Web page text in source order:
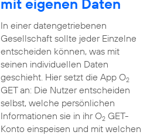
mit eigenen Daten
In einer datengetriebenen
Gesellschaft sollte jeder Einzelne
entscheiden können, was mit
seinen individuellen Daten
geschieht. Hier setzt die App O2
GET an: Die Nutzer entscheiden
selbst, welche persönlichen
Informationen sie in ihr O2GET-
Konto einspeisen und mit welchen